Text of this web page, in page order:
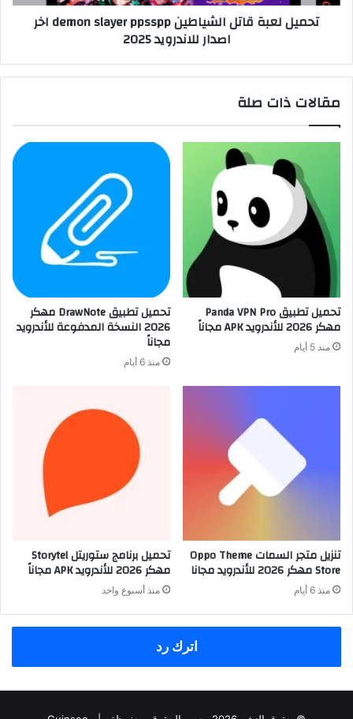
تحميل لعبة قاتل الشياطين demon slayer ppsspp اخر
اصدار للاندرويد 2025
مقالات ذات صلة
تحميل تطبيق Panda VPN Pro
مهكر 2026 للأندرويد APK مجاناً
منذ 5 أيام
تحميل تطبيق DrawNote مهكر
2026 النسخة المدفوعة للأندرويد
مجاناً
منذ 6 أيام
تنزيل متجر السمات Oppo Theme
Store مهكر 2026 للأندرويد مجانا
منذ 6 أيام
تحميل برنامج ستوريتل Storytel
مهكر 2026 للأندرويد APK مجاناً
منذ أسبوع واحد
اترك رد